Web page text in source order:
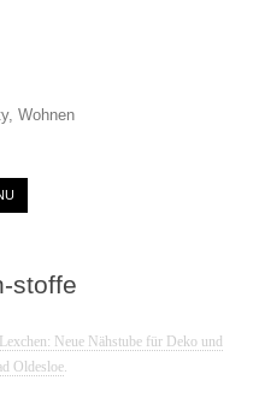
Wohnen
stoffe
Lexchen: Neue Nähstube für Deko und
Oldesloe.